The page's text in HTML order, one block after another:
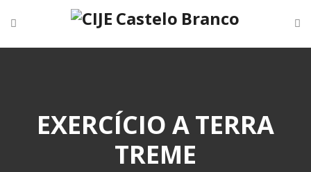
EXERCÍCIO A TERRA
TREME